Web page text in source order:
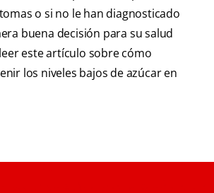
o si no le han diagnosticado
buena decisión para su salud
este artículo sobre cómo
los niveles bajos de azúcar en